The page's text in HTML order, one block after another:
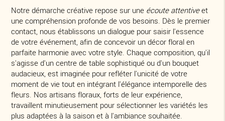
Notre démarche créative repose sur une écoute attentiveet
une compréhension profonde de vos besoins. Dès le premier
contact, nous établissons un dialogue pour saisir l'essence
de votre événement, afin de concevoir un décor floral en
parfaite harmonie avec votre style. Chaque composition, qu'il
s'agisse d'un centre de table sophistiqué ou d'un bouquet
audacieux, est imaginée pour refléter l'unicité de votre
moment de vie tout en intégrant l'élégance intemporelle des
fleurs. Nos artisans floraux, forts de leur expérience,
travaillent minutieusement pour sélectionner les variétés les
plus adaptées à la saison et à l'ambiance souhaitée.